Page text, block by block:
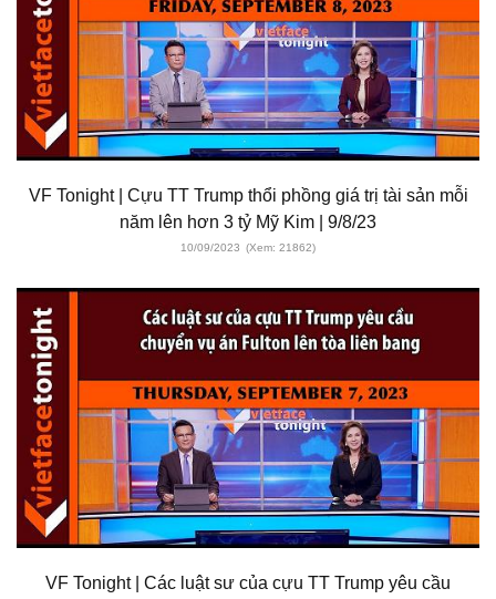
VF Tonight | Cựu TT Trump thổi phồng giá trị tài sản mỗi
năm lên hơn 3 tỷ Mỹ Kim | 9/8/23
10/09/2023 (Xem: 21862)
VF Tonight | Các luật sư của cựu TT Trump yêu cầu